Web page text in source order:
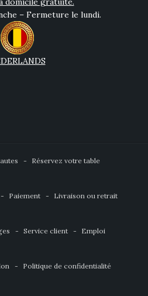
– Fermeture le lundi.
Réservez votre table
Paiement Livraison ou retrait
Service client Emploi
Politique de confidentialité